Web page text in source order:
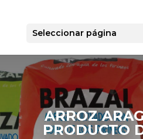
Seleccionar página
ARROZ
PRODUCTO